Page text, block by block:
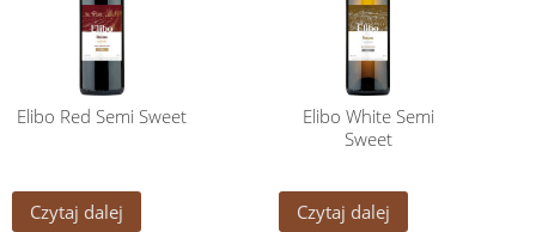
Elibo Red Semi Sweet
Czytaj dalej
Elibo White Semi
Sweet
Czytaj dalej